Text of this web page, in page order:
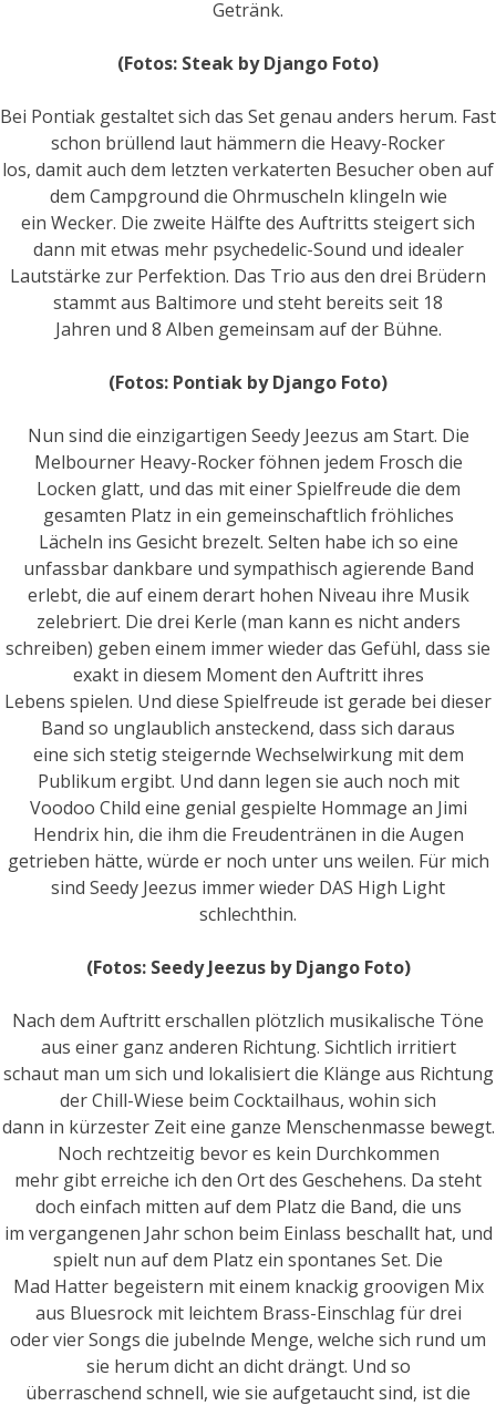
Getränk.
(Fotos: Steak by Django Foto)
Bei Pontiak gestaltet sich das Set genau anders herum. Fast
schon brüllend laut hämmern die Heavy-Rocker
los, damit auch dem letzten verkaterten Besucher oben auf
dem Campground die Ohrmuscheln klingeln wie
ein Wecker. Die zweite Hälfte des Auftritts steigert sich
dann mit etwas mehr psychedelic-Sound und idealer
Lautstärke zur Perfektion. Das Trio aus den drei Brüdern
stammt aus Baltimore und steht bereits seit 18
Jahren und 8 Alben gemeinsam auf der Bühne.
(Fotos: Pontiak by Django Foto)
Nun sind die einzigartigen Seedy Jeezus am Start. Die
Melbourner Heavy-Rocker föhnen jedem Frosch die
Locken glatt, und das mit einer Spielfreude die dem
gesamten Platz in ein gemeinschaftlich fröhliches
Lächeln ins Gesicht brezelt. Selten habe ich so eine
unfassbar dankbare und sympathisch agierende Band
erlebt, die auf einem derart hohen Niveau ihre Musik
zelebriert. Die drei Kerle (man kann es nicht anders
schreiben) geben einem immer wieder das Gefühl, dass sie
exakt in diesem Moment den Auftritt ihres
Lebens spielen. Und diese Spielfreude ist gerade bei dieser
Band so unglaublich ansteckend, dass sich daraus
eine sich stetig steigernde Wechselwirkung mit dem
Publikum ergibt. Und dann legen sie auch noch mit
Voodoo Child eine genial gespielte Hommage an Jimi
Hendrix hin, die ihm die Freudentränen in die Augen
getrieben hätte, würde er noch unter uns weilen. Für mich
sind Seedy Jeezus immer wieder DAS High Light
schlechthin.
(Fotos: Seedy Jeezus by Django Foto)
Nach dem Auftritt erschallen plötzlich musikalische Töne
aus einer ganz anderen Richtung. Sichtlich irritiert
schaut man um sich und lokalisiert die Klänge aus Richtung
der Chill-Wiese beim Cocktailhaus, wohin sich
dann in kürzester Zeit eine ganze Menschenmasse bewegt.
Noch rechtzeitig bevor es kein Durchkommen
mehr gibt erreiche ich den Ort des Geschehens. Da steht
doch einfach mitten auf dem Platz die Band, die uns
im vergangenen Jahr schon beim Einlass beschallt hat, und
spielt nun auf dem Platz ein spontanes Set. Die
Mad Hatter begeistern mit einem knackig groovigen Mix
aus Bluesrock mit leichtem Brass-Einschlag für drei
oder vier Songs die jubelnde Menge, welche sich rund um
sie herum dicht an dicht drängt. Und so
überraschend schnell, wie sie aufgetaucht sind, ist die